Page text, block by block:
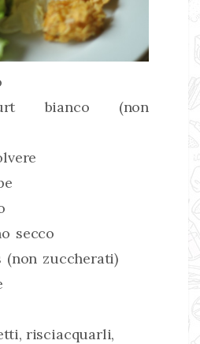
bianco (non
secco
(non zuccherati)
risciacquarli,